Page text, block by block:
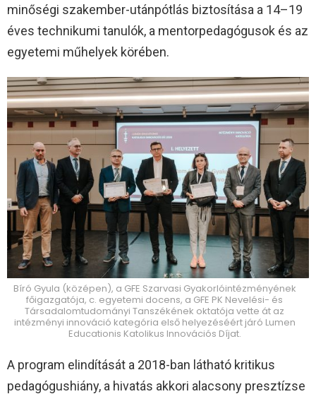
minőségi szakember-utánpótlás biztosítása a 14–19
éves technikumi tanulók, a mentorpedagógusok és az
egyetemi műhelyek körében.
Bíró Gyula (középen), a GFE Szarvasi Gyakorlóintézményének
főigazgatója, c. egyetemi docens, a GFE PK Nevelési- és
Társadalomtudományi Tanszékének oktatója vette át az
intézményi innováció kategória első helyezéséért járó Lumen
Educationis Katolikus Innovációs Díjat.
A program elindítását a 2018-ban látható kritikus
pedagógushiány, a hivatás akkori alacsony presztízse